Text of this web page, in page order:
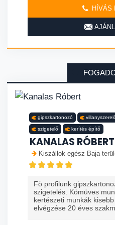
HÍVÁS
gipszkartonozó
szigetelő kerítés építő
KANALAS RÓBERT
Kiszállok egész Baja
Fö profilunk
szigetelés. Kömüves
kertészeti munkák
elvégzése 20 éves